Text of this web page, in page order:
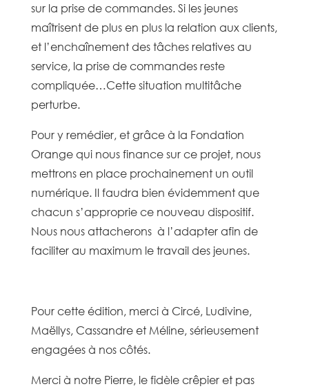
sur la prise de commandes. Si les jeunes
maîtrisent de plus en plus la relation aux clients,
et l’enchaînement des tâches relatives au
service, la prise de commandes reste
compliquée…Cette situation multitâche
perturbe.
Pour y remédier, et grâce à la Fondation
Orange qui nous finance sur ce projet, nous
mettrons en place prochainement un outil
numérique. Il faudra bien évidemment que
chacun s’approprie ce nouveau dispositif.
Nous nous attacherons à l’adapter afin de
faciliter au maximum le travail des jeunes.
Pour cette édition, merci à Circé, Ludivine,
Maëllys, Cassandre et Méline, sérieusement
engagées à nos côtés.
Merci à notre Pierre, le fidèle crêpier et pas